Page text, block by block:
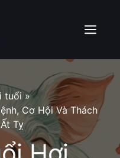
Menu
tuổi »
Cơ Hội Và Thách
Tỵ